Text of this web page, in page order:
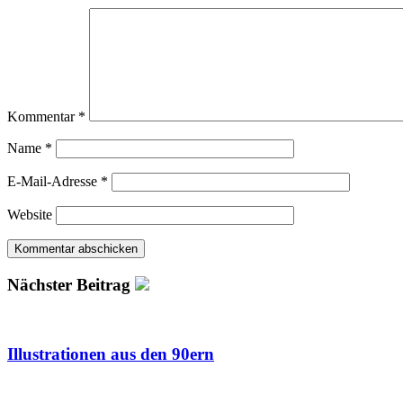
Kommentar *
Name *
E-Mail-Adresse *
Website
Nächster Beitrag
Illustrationen aus den 90ern